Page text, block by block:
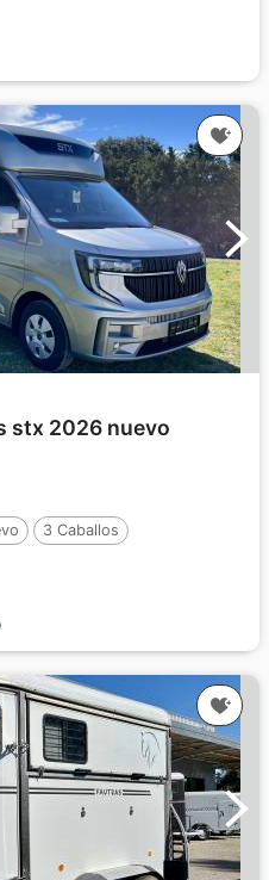
stx 2026 nuevo
3 Caballos